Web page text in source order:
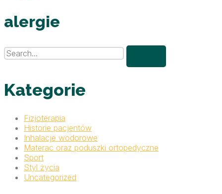
alergie
Kategorie
Fizjoterapia
Historie pacjentów
Inhalacje wodorowe
Materac oraz poduszki ortopedyczne
Sport
Styl życia
Uncategorized